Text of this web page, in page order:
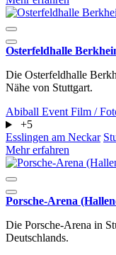
Osterfeldhalle
Die Osterfeldhalle
Nähe von Stuttgart.
Abiball Event Film /
+5
Esslingen am Neckar
Mehr erfahren
Porsche-Arena
Die Porsche-Arena in
Deutschlands.